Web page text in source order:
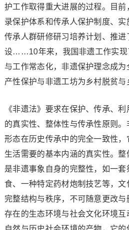
护工作取得重大进展的过程。目
录保护体系和传承人保护制度、
传承人群研修研习培养计划、推
设……10年来，我国非遗工作实现
与工作常态化，非遗保护理念成
产性保护与非遗工坊为乡村脱贫与
《非遗法》要求在保护、传承、
的真实性、整体性与传承性原则
形态在历史传承中的完全一致性
生活需要的基本内涵的真实性。
是非遗事象自身的完整性，如一
食、一种特定药材炮制技艺等，
完整结构与秩序，不可随意更改
存在的生态环境与社会文化环境